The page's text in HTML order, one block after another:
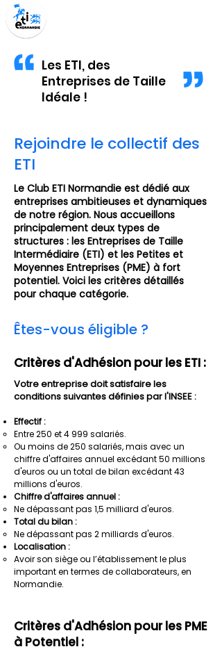
Les ETI, des
Entreprises de Taille
Idéale !
Rejoindre le collectif des
ETI
Le Club ETI Normandie est dédié aux
entreprises ambitieuses et dynamiques
de notre région. Nous accueillons
principalement deux types de
structures : les Entreprises de Taille
Intermédiaire (ETI) et les Petites et
Moyennes Entreprises (PME) à fort
potentiel. Voici les critères détaillés
pour chaque catégorie.
Êtes-vous éligible ?
Critères d'Adhésion pour les ETI :
Votre entreprise doit satisfaire les
conditions suivantes définies par l'INSEE :
Effectif :
Entre 250 et 4 999 salariés.
Ou moins de 250 salariés, mais avec un
chiffre d'affaires annuel excédant 50 millions
d'euros ou un total de bilan excédant 43
millions d'euros.
Chiffre d'affaires annuel :
Ne dépassant pas 1,5 milliard d'euros.
Total du bilan :
Ne dépassant pas 2 milliards d'euros.
Localisation :
Avoir son siège ou l’établissement le plus
important en termes de collaborateurs, en
Normandie.
Critères d'Adhésion pour les PME
à Potentiel :